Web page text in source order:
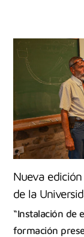
Nueva
de la
“Instalación de
formación